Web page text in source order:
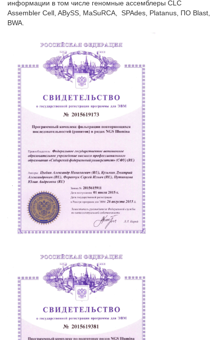
информации в том числе геномные ассемблеры CLC
Assembler Cell, ABySS, MaSuRCA, SPAdes, Platanus, ПО Blast,
BWA.